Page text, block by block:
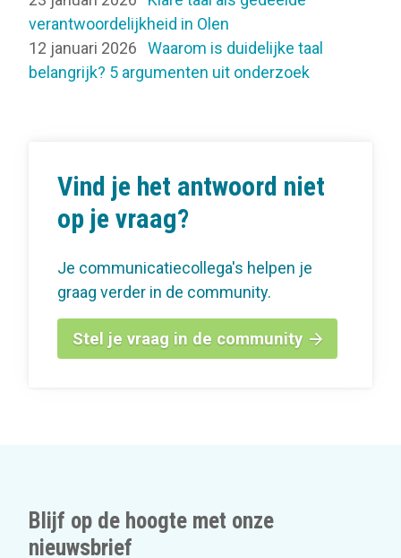
verantwoordelijkheid in Olen
12 januari 2026
Waarom is duidelijke taal
belangrijk? 5 argumenten uit onderzoek
Vind je het antwoord niet
op je vraag?
Je communicatiecollega's helpen je
graag verder in de community.
Stel je vraag in de community
Blijf op de hoogte met onze
nieuwsbrief